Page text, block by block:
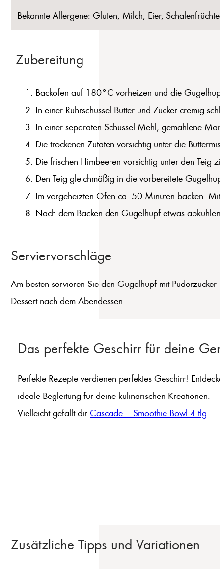
Bekannte Allergene: Gluten, Milch, Eier, Schalenfrüchte
Zubereitung
Backofen auf 180°C vorheizen und die
In einer Rührschüssel Butter und Zucker cremig
In einer separaten Schüssel Mehl, gemahlene
Die trockenen Zutaten vorsichtig unter die
Die frischen Himbeeren vorsichtig unter den Teig
Den Teig gleichmäßig in die vorbereitete
Im vorgeheizten Ofen ca. 50 Minuten backen.
Nach dem Backen den Gugelhupf etwas
Serviervorschläge
Am besten servieren Sie den Gugelhupf mit
Dessert nach dem Abendessen.
Das perfekte Geschirr für deine
Perfekte Rezepte verdienen perfektes Geschirr!
ideale Begleitung für deine kulinarischen Kreationen.
Vielleicht gefällt dir Cascade – Smoothie Bowl 4-tlg
Zusätzliche Tipps und Variationen